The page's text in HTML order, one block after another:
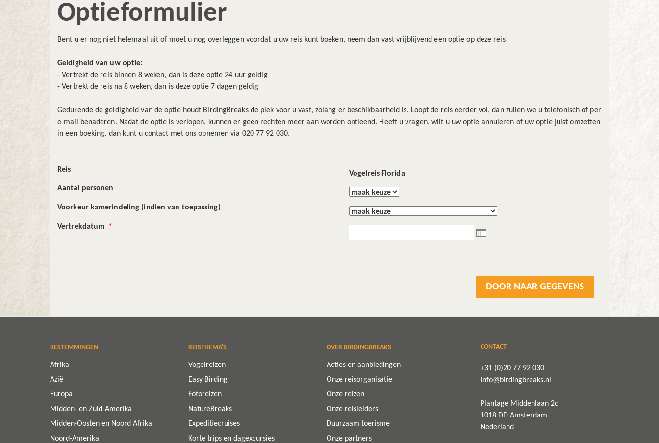
Optieformulier
Bent u er nog niet helemaal uit of moet u nog overleggen voordat u uw reis kunt boeken, neem dan vast vrijblijvend een optie op deze reis!
Geldigheid van uw optie:
- Vertrekt de reis binnen 8 weken, dan is deze optie 24 uur geldig
- Vertrekt de reis na 8 weken, dan is deze optie 7 dagen geldig
Gedurende de geldigheid van de optie houdt BirdingBreaks de plek voor u vast, zolang er beschikbaarheid is. Loopt de reis eerder vol, dan zullen we u telefonisch of per
e-mail benaderen. Nadat de optie is verlopen, kunnen er geen rechten meer aan worden ontleend. Heeft u vragen, wilt u uw optie annuleren of uw optie juist omzetten
in een boeking, dan kunt u contact met ons opnemen via 020 77 92 030.
Reis
Vogelreis Florida
Aantal personen
Voorkeur kamerindeling (indien van toepassing)
Vertrekdatum *
BESTEMMINGEN
Afrika
Azië
Europa
Midden- en Zuid-Amerika
Midden-Oosten en Noord Afrika
Noord-Amerika
REISTHEMA'S
Vogelreizen
Easy Birding
Fotoreizen
NatureBreaks
Expeditiecruises
Korte trips en dagexcursies
OVER BIRDINGBREAKS
Acties en aanbiedingen
Onze reisorganisatie
Onze reizen
Onze reisleiders
Duurzaam toerisme
Onze partners
CONTACT
+31 (0)20 77 92 030
info@birdingbreaks.nl
Plantage Middenlaan 2c
1018 DD Amsterdam
Nederland